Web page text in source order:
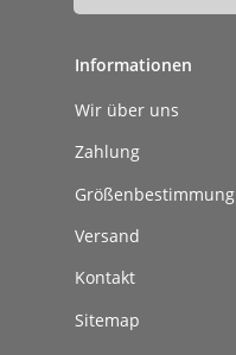
Informationen
Wir über uns
Zahlung
Größenbestimmung
Versand
Kontakt
Sitemap